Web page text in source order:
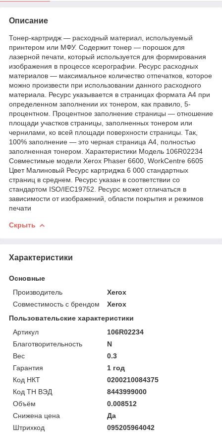
Описание
Тонер-картридж — расходный материал, используемый
принтером или МФУ. Содержит тонер — порошок для
лазерной печати, который используется для формирования
изображения в процессе ксерографии. Ресурс расходных
материалов — максимальное количество отпечатков, которое
можно произвести при использовании данного расходного
материала. Ресурс указывается в страницах формата А4 при
определенном заполнении их тонером, как правило, 5-
процентном. Процентное заполнение страницы — отношение
площади участков страницы, заполненных тонером или
чернилами, ко всей площади поверхности страницы. Так,
100% заполнение — это черная страница А4, полностью
заполненная тонером. Характеристики Модель 106R02234
Совместимые модели Xerox Phaser 6600, WorkCentre 6605
Цвет Малиновый Ресурс картриджа 6 000 стандартных
страниц в среднем. Ресурс указан в соответствии со
стандартом ISO/IEC19752. Ресурс может отличаться в
зависимости от изображений, области покрытия и режимов
печати
Скрыть
Характеристики
Основные
Производитель
Xerox
Совместимость с брендом
Xerox
Пользовательские характеристики
Артикул
106R02234
Благотворительность
N
Вес
0.3
Гарантия
1 год
Код НКТ
0200210084375
Код ТН ВЭД
8443999000
Объём
0.008512
Снижена цена
Да
Штрихкод
095205964042